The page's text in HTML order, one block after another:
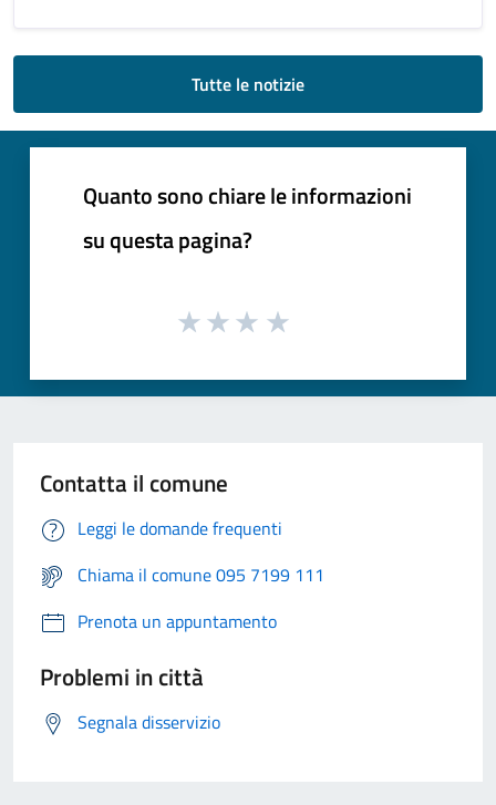
Tutte le notizie
Quanto sono chiare le informazioni
su questa pagina?
Contatta il comune
Leggi le domande frequenti
Chiama il comune 095 7199 111
Prenota un appuntamento
Problemi in città
Segnala disservizio